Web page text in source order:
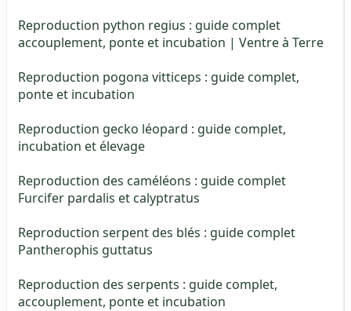
Reproduction python regius : guide complet
accouplement, ponte et incubation | Ventre à Terre
Reproduction pogona vitticeps : guide complet,
ponte et incubation
Reproduction gecko léopard : guide complet,
incubation et élevage
Reproduction des caméléons : guide complet
Furcifer pardalis et calyptratus
Reproduction serpent des blés : guide complet
Pantherophis guttatus
Reproduction des serpents : guide complet,
accouplement, ponte et incubation